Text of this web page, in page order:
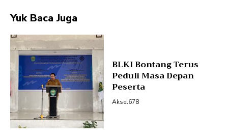
Yuk Baca Juga
BLKI Bontang Terus
Peduli Masa Depan
Peserta
Aksel678